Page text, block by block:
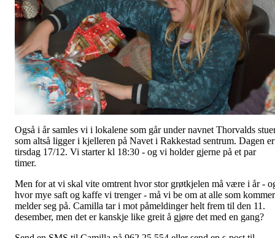
Også i år samles vi i lokalene som går under navnet Thorvalds
som altså ligger i kjelleren på Navet i Rakkestad sentrum. Dagen er
tirsdag 17/12. Vi starter kl 18:30 - og vi holder gjerne på et par
timer.
Men for at vi skal vite omtrent hvor stor grøtkjelen må være i år -
hvor mye saft og kaffe vi trenger - må vi be om at alle som kommer
melder seg på. Camilla tar i mot påmeldinger helt frem til den 11.
desember, men det er kanskje like greit å gjøre det med en gang?